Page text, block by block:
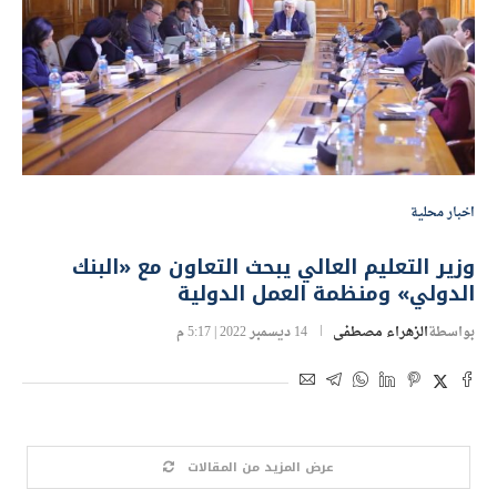
اخبار محلية
وزير التعليم العالي يبحث التعاون مع «البنك
الدولي» ومنظمة العمل الدولية
بواسطةالزهراء مصطفى 14 ديسمبر 2022 | 5:17 م
عرض المزيد من المقالات